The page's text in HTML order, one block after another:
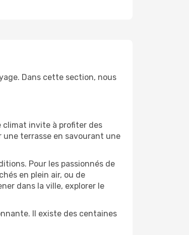
Dans cette section, nous
climat invite à profiter des
une terrasse en savourant une
Pour les passionnés de
en plein air, ou de
dans la ville, explorer le
Il existe des centaines